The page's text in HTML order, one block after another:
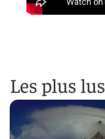
Les plus lus